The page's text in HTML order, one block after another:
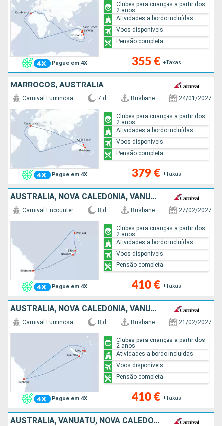
Pague em 4X 355 € +Taxas
Clubes para crianças a partir dos
2 anos
Atividades a bordo incluídas:
Voos disponíveis
Pensão completa
MARROCOS, AUSTRALIA
Pague em 4X
Carnival Luminosa 7 d Brisbane 24/01/2027
379 € +Taxas
Clubes para crianças a partir dos
2 anos
Atividades a bordo incluídas:
Voos disponíveis
Pensão completa
AUSTRALIA, NOVA CALEDÓNIA, VANUATU
Pague em 4X
Carnival Encounter 8 d Brisbane 27/02/2027
410 € +Taxas
Clubes para crianças a partir dos
2 anos
Atividades a bordo incluídas:
Voos disponíveis
Pensão completa
AUSTRALIA, NOVA CALEDÓNIA, VANUATU
Pague em 4X
Carnival Luminosa 8 d Brisbane 21/02/2027
410 € +Taxas
Clubes para crianças a partir dos
2 anos
Atividades a bordo incluídas:
Voos disponíveis
Pensão completa
AUSTRALIA, VANUATU, NOVA CALEDÓNIA